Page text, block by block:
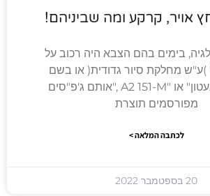
אויר, קרקע ומה שביניהם!
בימים בהם הצבא היה רכוב על
)ע"ש מחלקת סיור גדודית( או בשם
האמיתי "רבעטון" או "A2 151-M ,"אותם ג'פ"סים
מפורסמים תוצרת
לכתבה המלאה >
20 בספטמבר 2022